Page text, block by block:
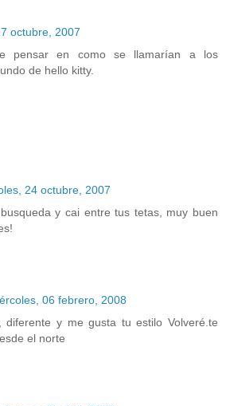
octubre, 2007
pensar en como se llamarían a los
de hello kitty.
24 octubre, 2007
y cai entre tus tetas, muy buen
06 febrero, 2008
diferente y me gusta tu estilo Volveré.te
el norte